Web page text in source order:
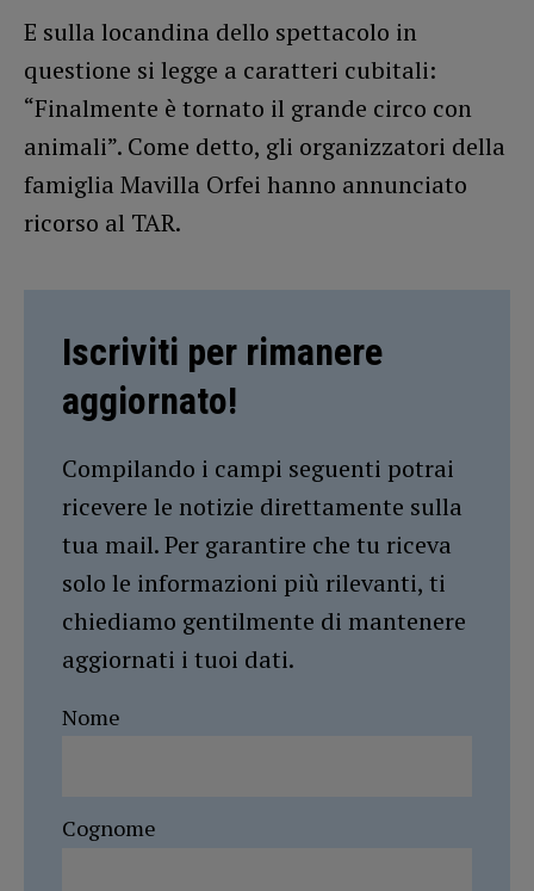
E sulla locandina dello spettacolo in
questione si legge a caratteri cubitali:
“Finalmente è tornato il grande circo con
animali”. Come detto, gli organizzatori della
famiglia Mavilla Orfei hanno annunciato
ricorso al TAR.
Iscriviti per rimanere
aggiornato!
Compilando i campi seguenti potrai
ricevere le notizie direttamente sulla
tua mail. Per garantire che tu riceva
solo le informazioni più rilevanti, ti
chiediamo gentilmente di mantenere
aggiornati i tuoi dati.
Nome
Cognome